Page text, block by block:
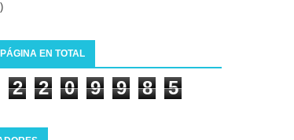
EN TOTAL
2 2 0 9 9 8 5